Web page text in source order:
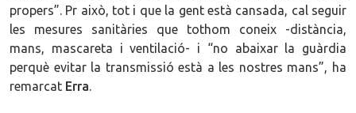
propers”. Pr això, tot i que la gent està cansada, cal seguir
les mesures sanitàries que tothom coneix -distància,
mans, mascareta i ventilació- i “no abaixar la guàrdia
perquè evitar la transmissió està a les nostres mans”, ha
remarcat Erra.